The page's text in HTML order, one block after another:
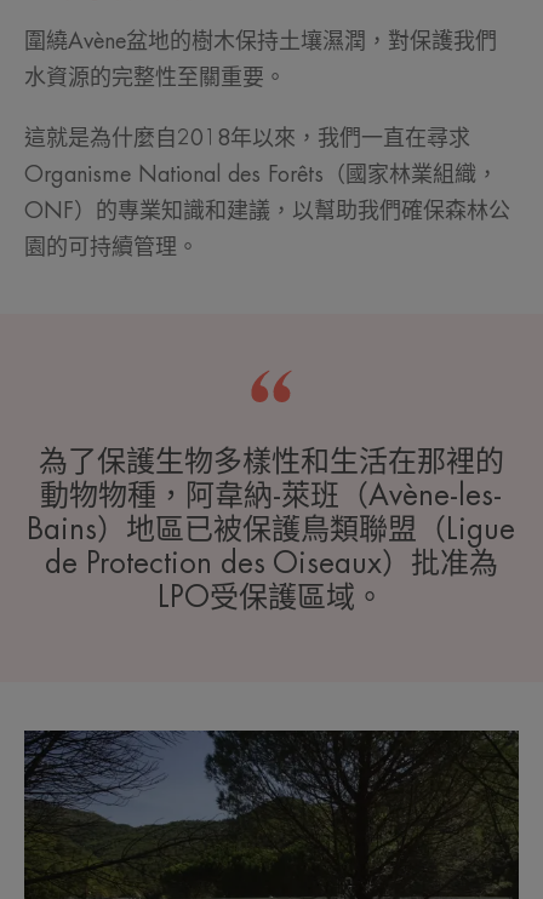
圍繞Avène盆地的樹木保持土壤濕潤，對保護我們
水資源的完整性至關重要。
這就是為什麼自2018年以來，我們一直在尋求
Organisme National des Forêts（國家林業組織，
ONF）的專業知識和建議，以幫助我們確保森林公
園的可持續管理。
為了保護生物多樣性和生活在那裡的
動物物種，阿韋納-萊班（Avène-les-
Bains）地區已被保護鳥類聯盟（Ligue
de Protection des Oiseaux）批准為
LPO受保護區域。